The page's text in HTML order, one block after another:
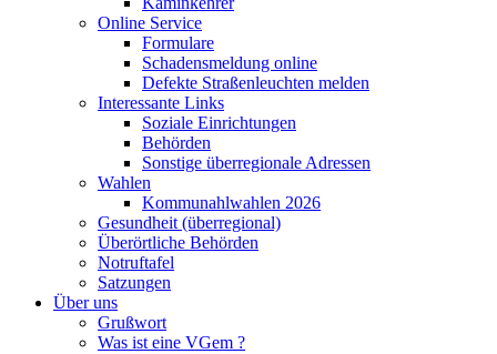
Online Service
Formulare
Schadensmeldung online
Defekte Straßenleuchten melden
Interessante Links
Soziale Einrichtungen
Behörden
Sonstige überregionale Adressen
Wahlen
Kommunahlwahlen 2026
Gesundheit (überregional)
Überörtliche Behörden
Notruftafel
Satzungen
Über uns
Grußwort
Was ist eine VGem ?